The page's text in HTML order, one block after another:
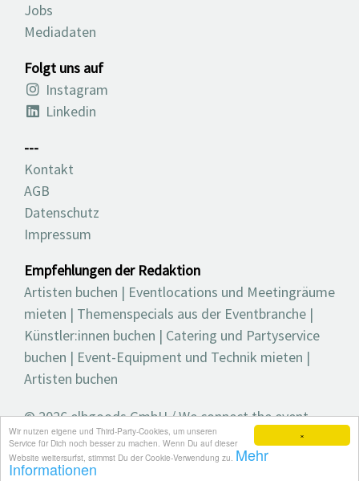
×
Wir nutzen eigene und Third-Party-Cookies, um unseren
Service für Dich noch besser zu machen. Wenn Du auf dieser
Website weitersurfst, stimmst Du der Cookie-Verwendung zu. Mehr
Informationen
Jobs
Mediadaten
Folgt uns auf
Instagram
Linkedin
---
Kontakt
AGB
Datenschutz
Impressum
Empfehlungen der Redaktion
Artisten buchen | Eventlocations und Meetingräume
mieten | Themenspecials aus der Eventbranche |
Künstler:innen buchen | Catering und Partyservice
buchen | Event-Equipment und Technik mieten |
Artisten buchen
© 2026 elbgoods GmbH / We connect the event
industry / Medienvielfalt für die Eventplanung /
Eventbranchenbuch, Blog, Magazin und mehr